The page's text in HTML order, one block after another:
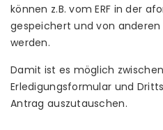
können z.B. vom ERF in der
gespeichert und von
werden.
Damit ist es möglich
Erledigungsformular und
Antrag auszutauschen.